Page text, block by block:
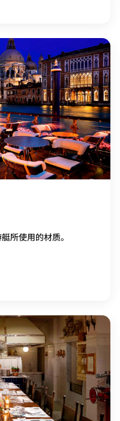
所使用的材质。